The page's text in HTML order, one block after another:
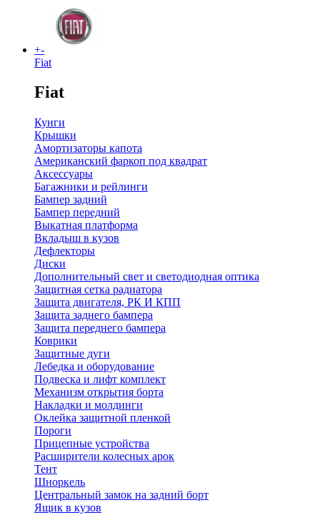
+-
Fiat
Fiat
Кунги
Крышки
Амортизаторы капота
Американский фаркоп под квадрат
Аксессуары
Багажники и рейлинги
Бампер задний
Бампер передний
Выкатная платформа
Вкладыш в кузов
Дефлекторы
Диски
Дополнительный свет и светодиодная оптика
Защитная сетка радиатора
Защита двигателя, РК И КПП
Защита заднего бампера
Защита переднего бампера
Коврики
Защитные дуги
Лебедка и оборудование
Подвеска и лифт комплект
Механизм открытия борта
Накладки и молдинги
Оклейка защитной пленкой
Пороги
Прицепные устройства
Расширители колесных арок
Тент
Шноркель
Центральный замок на задний борт
Ящик в кузов